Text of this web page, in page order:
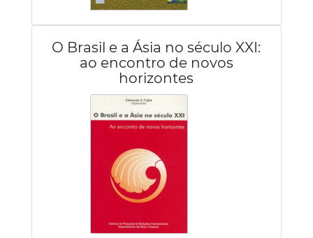
O Brasil e a Ásia no século XXI:
ao encontro de novos
horizontes